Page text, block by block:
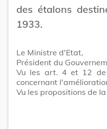
des étalons
1933.
Le Ministre d'Etat,
Président du
Vu les art. 4 et 12
concernant
Vu les propositions de